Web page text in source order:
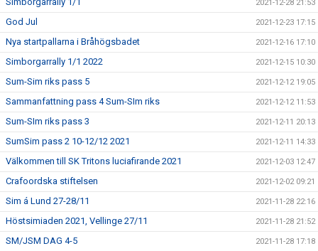
2021-12-28 21:53
God Jul 2021-12-23 17:15
Nya startpallarna i Bråhögsbadet 2021-12-16 17:10
Simborgarrally 1/1 2022 2021-12-15 10:30
Sum-Sim riks pass 5 2021-12-12 19:05
Sammanfattning pass 4 Sum-SIm riks 2021-12-12 11:53
Sum-SIm riks pass 3 2021-12-11 20:13
SumSim pass 2 10-12/12 2021 2021-12-11 14:33
Välkommen till SK Tritons luciafirande 2021 2021-12-03 12:47
Crafoordska stiftelsen 2021-12-02 09:21
Sim á Lund 27-28/11 2021-11-28 22:16
Höstsimiaden 2021, Vellinge 27/11 2021-11-28 21:52
SM/JSM DAG 4-5 2021-11-28 17:18